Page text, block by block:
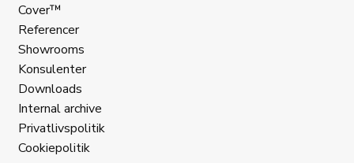
Cover™
Referencer
Showrooms
Konsulenter
Downloads
Internal archive
Privatlivspolitik
Cookiepolitik